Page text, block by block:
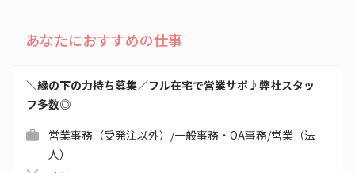
あなたにおすすめの仕事
＼縁の下の力持ち募集／フル在宅で営業サポ♪弊社スタッ
フ多数◎
営業事務（受発注以外）/一般事務・OA事務/営業（法
人）